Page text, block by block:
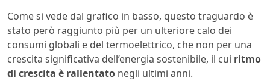
Come si vede dal grafico in basso, questo traguardo è
stato però raggiunto più per un ulteriore calo dei
consumi globali e del termoelettrico, che non per una
crescita significativa dell’energia sostenibile, il cui ritmo
di crescita è rallentato negli ultimi anni.